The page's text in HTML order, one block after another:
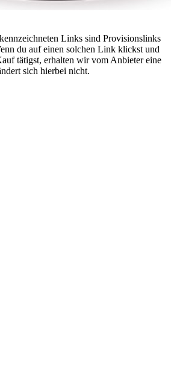
Links sind Provisionslinks
du auf einen solchen Link klickst und
tätigst, erhalten wir vom Anbieter eine
sich hierbei nicht.